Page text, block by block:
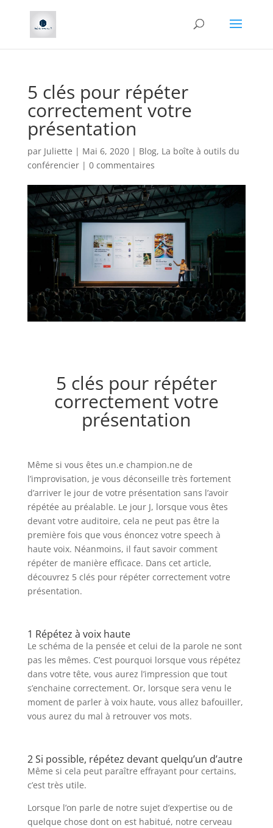
5 clés pour répéter
correctement votre
présentation
par Juliette | Mai 6, 2020| Blog, La boîte à outils du
conférencier| 0 commentaires
5 clés pour répéter
correctement votre
présentation
Même si vous êtes un.e champion.ne de
l’improvisation, je vous déconseille très fortement
d’arriver le jour de votre présentation sans l’avoir
répétée au préalable. Le jour J, lorsque vous êtes
devant votre auditoire, cela ne peut pas être la
première fois que vous énoncez votre speech à
haute voix. Néanmoins, il faut savoir comment
répéter de manière efficace. Dans cet article,
découvrez 5 clés pour répéter correctement votre
présentation.
1 Répétez à voix haute
Le schéma de la pensée et celui de la parole ne sont
pas les mêmes. C’est pourquoi lorsque vous répétez
dans votre tête, vous aurez l’impression que tout
s’enchaine correctement. Or, lorsque sera venu le
moment de parler à voix haute, vous allez bafouiller,
vous aurez du mal à retrouver vos mots.
2 Si possible, répétez devant quelqu’un d’autre
Même si cela peut paraître effrayant pour certains,
c’est très utile.
Lorsque l’on parle de notre sujet d’expertise ou de
quelque chose dont on est habitué, notre cerveau